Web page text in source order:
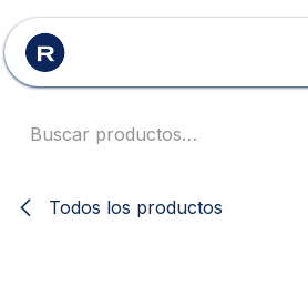
Ir al contenido
Todos los productos